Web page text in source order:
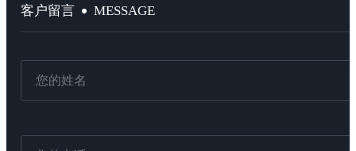
客户留言 MESSAGE